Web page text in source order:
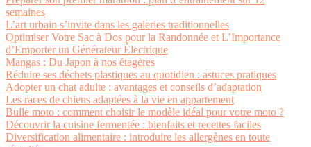
semaines
L’art urbain s’invite dans les galeries traditionnelles
Optimiser Votre Sac à Dos pour la Randonnée et L’Importance
d’Emporter un Générateur Électrique
Mangas : Du Japon à nos étagères
Réduire ses déchets plastiques au quotidien : astuces pratiques
Adopter un chat adulte : avantages et conseils d’adaptation
Les races de chiens adaptées à la vie en appartement
Bulle moto : comment choisir le modèle idéal pour votre moto ?
Découvrir la cuisine fermentée : bienfaits et recettes faciles
Diversification alimentaire : introduire les allergènes en toute